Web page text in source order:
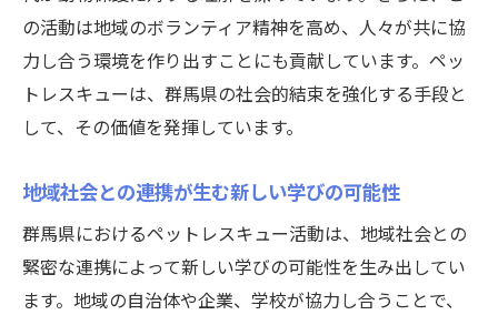
地域社会に開かれた学びの場の提供
ペットレスキューから広がるサステナブル
な未来
群馬県でのペットレスキュー教育の広がり
動物愛護を基盤とした教育の価値
ペットレスキューが生み出す新たな教育の
形
の活動は地域のボランティア精神を高め、人々が共に協
力し合う環境を作り出すことにも貢献しています。ペッ
トレスキューは、群馬県の社会的結束を強化する手段と
して、その価値を発揮しています。
地域社会との連携が生む新しい学びの可能性
群馬県におけるペットレスキュー活動は、地域社会との
緊密な連携によって新しい学びの可能性を生み出してい
ます。地域の自治体や企業、学校が協力し合うことで、